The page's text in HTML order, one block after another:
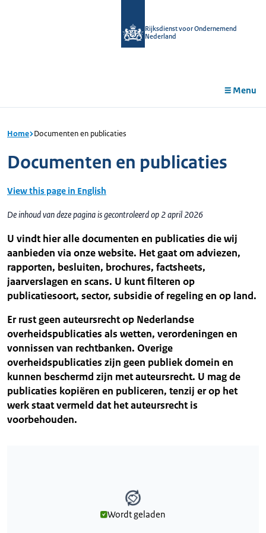
Rijksdienst voor Ondernemend
Nederland
Menu
Home Documenten en publicaties
Documenten en publicaties
View this page in English
De inhoud van deze pagina is gecontroleerd op 2 april 2026
U vindt hier alle documenten en publicaties die wij
aanbieden via onze website. Het gaat om adviezen,
rapporten, besluiten, brochures, factsheets,
jaarverslagen en scans. U kunt filteren op
publicatiesoort, sector, subsidie of regeling en op land.
Er rust geen auteursrecht op Nederlandse
overheidspublicaties als wetten, verordeningen en
vonnissen van rechtbanken. Overige
overheidspublicaties zijn geen publiek domein en
kunnen beschermd zijn met auteursrecht. U mag de
publicaties kopiëren en publiceren, tenzij er op het
werk staat vermeld dat het auteursrecht is
voorbehouden.
Wordt geladen